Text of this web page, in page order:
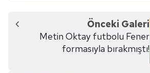
Önceki Galeri
Metin Oktay futbolu Fener
formasıyla bırakmıştı!